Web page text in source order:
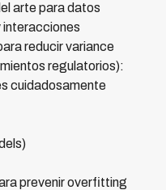
arte para datos
interacciones
reducir variance
regulatorios):
cuidadosamente
prevenir overfitting